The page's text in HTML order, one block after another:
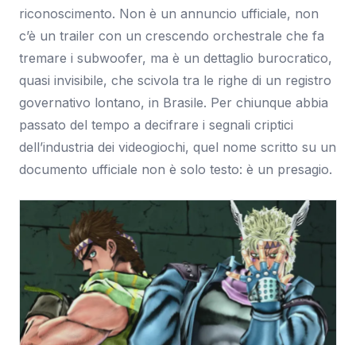
riconoscimento. Non è un annuncio ufficiale, non
c’è un trailer con un crescendo orchestrale che fa
tremare i subwoofer, ma è un dettaglio burocratico,
quasi invisibile, che scivola tra le righe di un registro
governativo lontano, in Brasile. Per chiunque abbia
passato del tempo a decifrare i segnali criptici
dell’industria dei videogiochi, quel nome scritto su un
documento ufficiale non è solo testo: è un presagio.